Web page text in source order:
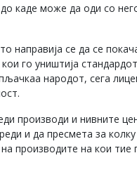
каде може да оди со
направија се да се
го уништија
народот, сега
производи и нивните
и да пресмета за колку
производите на кои тие